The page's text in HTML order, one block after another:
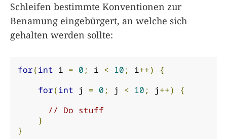
Schleifen bestimmte Konventionen zur
Benamung eingebürgert, an welche sich
gehalten werden sollte:
for(int i = 0 ; i < 10 ; i++)
{
for(int j = 0 ; j < 10 ; j++)
{
// Do stuff
}
}